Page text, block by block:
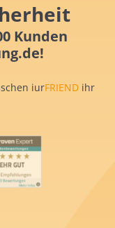
Kunden
iurFRIEND ihr